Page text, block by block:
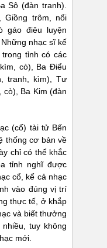
Sô (đàn tranh).
Giồng trôm, nổi
gáo điêu luyện
nhạc sĩ kế
tỉnh có các
cò), Ba Điểu
tranh, kìm), Tư
cò), Ba Kim (đàn
(cổ) tài tử Bến
thống cơ bản về
chỉ có thể khắc
tỉnh nghĩ được
cổ, kể cả nhạc
vào đúng vị trí
thực tế, ở khắp
và biết thưởng
tuy không
mới.